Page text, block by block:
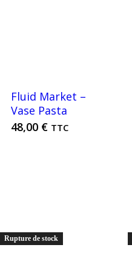
Fluid Market –
Vase Pasta
48,00 € TTC
Rupture de stock